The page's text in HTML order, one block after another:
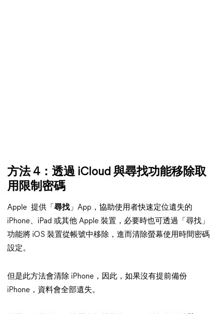
方法 4：透過 iCloud 與尋找功能移除取
用限制密碼
Apple 提供「 尋找 」App，協助使用者快速定位遺失的
iPhone、iPad 或其他 Apple 裝置，必要時也可透過「尋找」
功能將 iOS 裝置從帳號中移除，進而清除螢幕使用時間密碼
設定。
但是此方法會清除 iPhone，因此，如果沒有提前備份
iPhone，資料會全部遺失。